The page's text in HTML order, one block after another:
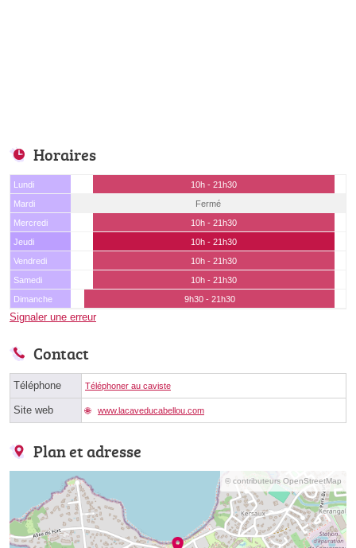
Horaires
Lundi
10h - 21h30
Mardi
Fermé
Mercredi
10h - 21h30
Jeudi
10h - 21h30
Vendredi
10h - 21h30
Samedi
10h - 21h30
Dimanche
9h30 - 21h30
Signaler une erreur
Contact
Téléphone Téléphoner au caviste
Site web www.lacaveducabellou.com
Plan et adresse
© contributeurs OpenStreetMap